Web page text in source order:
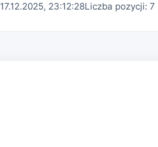
17.12.2025, 23:12:28Liczba pozycji: 7